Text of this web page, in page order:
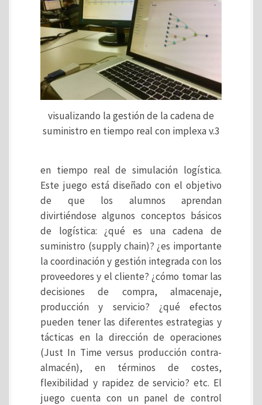
visualizando la gestión de la cadena de
suministro en tiempo real con implexa v.3
en tiempo real de simulación logística.
Este juego está diseñado con el objetivo
de que los alumnos aprendan
divirtiéndose algunos conceptos básicos
de logística: ¿qué es una cadena de
suministro (supply chain)? ¿es importante
la coordinación y gestión integrada con los
proveedores y el cliente? ¿cómo tomar las
decisiones de compra, almacenaje,
producción y servicio? ¿qué efectos
pueden tener las diferentes estrategias y
tácticas en la dirección de operaciones
(Just In Time versus producción contra-
almacén), en términos de costes,
flexibilidad y rapidez de servicio? etc. El
juego cuenta con un panel de control